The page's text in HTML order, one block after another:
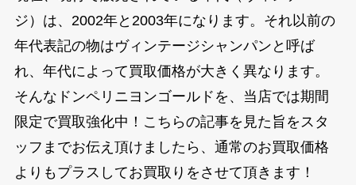
ジ）は、2002年と2003年になります。それ以前の
年代表記の物はヴィンテージシャンパンと呼ば
れ、年代によって買取価格が大きく異なります。
そんなドンペリニヨンゴールドを、当店では期間
限定で買取強化中！こちらの記事を見た旨をスタ
ッフまでお伝え頂けましたら、通常のお買取価格
よりもプラスしてお買取りをさせて頂きます！